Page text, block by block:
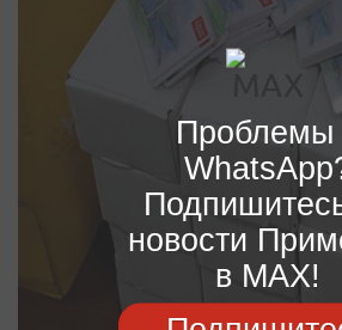
Проблемы
новости
в MAX!